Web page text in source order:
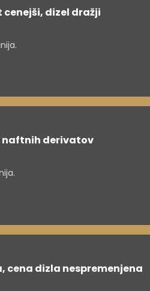
dizel dražji
naftnih derivatov
cena dizla nespremenjena